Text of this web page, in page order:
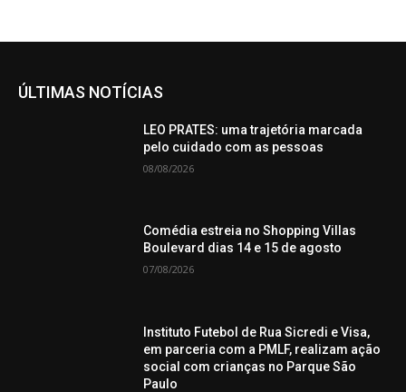
ÚLTIMAS NOTÍCIAS
LEO PRATES: uma trajetória marcada
pelo cuidado com as pessoas
08/08/2026
Comédia estreia no Shopping Villas
Boulevard dias 14 e 15 de agosto
07/08/2026
Instituto Futebol de Rua Sicredi e Visa,
em parceria com a PMLF, realizam ação
social com crianças no Parque São
Paulo